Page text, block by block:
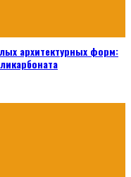
архитектурных форм: